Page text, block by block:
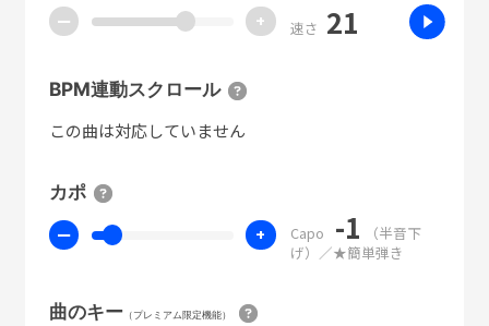
ー + 速さ 21
BPM連動スクロール
この曲は対応していません
カポ
ー + Capo -1
（半音下
げ）／★簡単弾き
曲のキー（プレミアム限定機能）